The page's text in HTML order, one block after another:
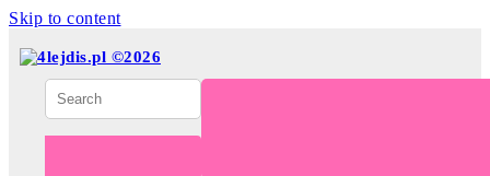
Skip to content